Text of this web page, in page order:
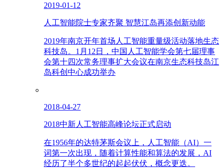
2019-01-12
人工智能院士专家齐聚 智慧江岛再添创新动能
2019年南京开年首场人工智能重量级活动落地生态
科技岛。1月12日，中国人工智能学会第七届理事
会第十四次常务理事扩大会议在南京生态科技岛江
岛科创中心成功举办
2018-04-27
2018中新人工智能高峰论坛正式启动
在1956年的达特茅斯会议上，人工智能（AI）一
词第一次出现，随着计算性能和算法的发展，AI
经历了半个多世纪的起起伏伏，概念更迭。